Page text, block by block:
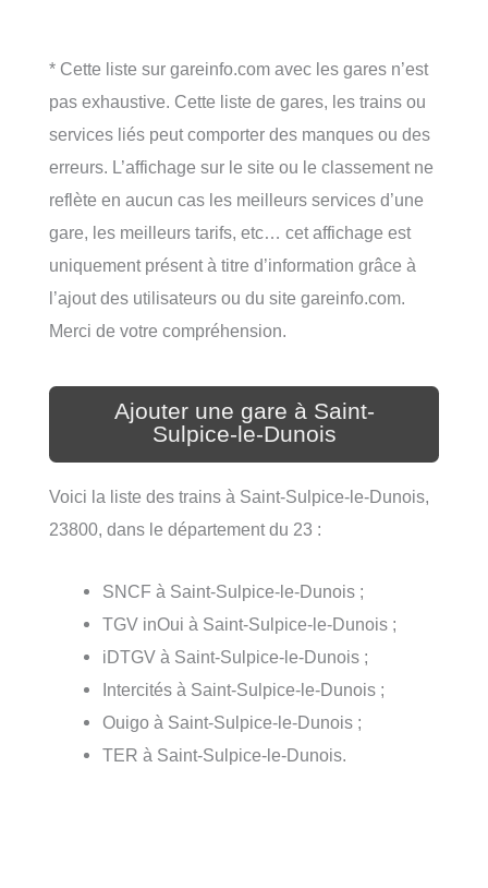
* Cette liste sur gareinfo.com avec les gares n’est
pas exhaustive. Cette liste de gares, les trains ou
services liés peut comporter des manques ou des
erreurs. L’affichage sur le site ou le classement ne
reflète en aucun cas les meilleurs services d’une
gare, les meilleurs tarifs, etc… cet affichage est
uniquement présent à titre d’information grâce à
l’ajout des utilisateurs ou du site gareinfo.com.
Merci de votre compréhension.
Ajouter une gare à Saint-
Sulpice-le-Dunois
Voici la liste des trains à Saint-Sulpice-le-Dunois,
23800, dans le département du 23 :
SNCF à Saint-Sulpice-le-Dunois ;
TGV inOui à Saint-Sulpice-le-Dunois ;
iDTGV à Saint-Sulpice-le-Dunois ;
Intercités à Saint-Sulpice-le-Dunois ;
Ouigo à Saint-Sulpice-le-Dunois ;
TER à Saint-Sulpice-le-Dunois.